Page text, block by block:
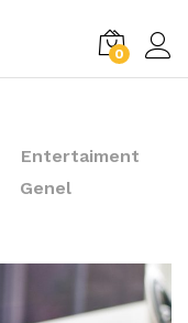
0
Entertaiment
Genel